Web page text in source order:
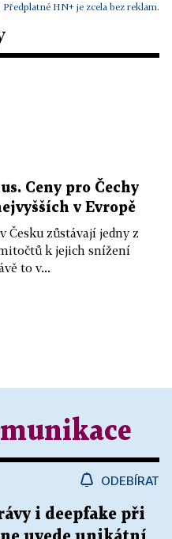
Předplatné HN+ je zcela bez reklam.
Ceny pro Čechy
v Evropě
Česku zůstávají jedny z
k jejich snížení
to v...
ODEBÍRAT
i deepfake při